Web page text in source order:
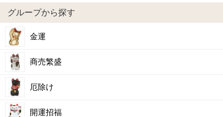
グループから探す
金運
商売繁盛
厄除け
開運招福